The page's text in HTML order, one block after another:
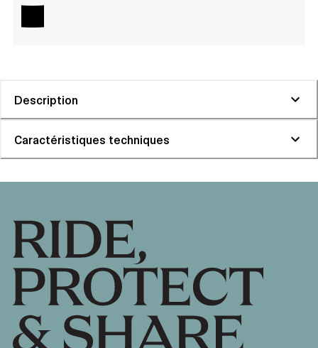
Description
Caractéristiques techniques